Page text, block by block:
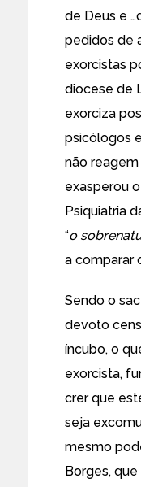
de Deus e
pedidos de
exorcistas
diocese de
exorciza
psicólogos
não
exasperou
Psiquiatria
“o
a comparar
Sendo o
devoto
íncubo, o
exorcista,
crer que
seja
mesmo
Borges, que